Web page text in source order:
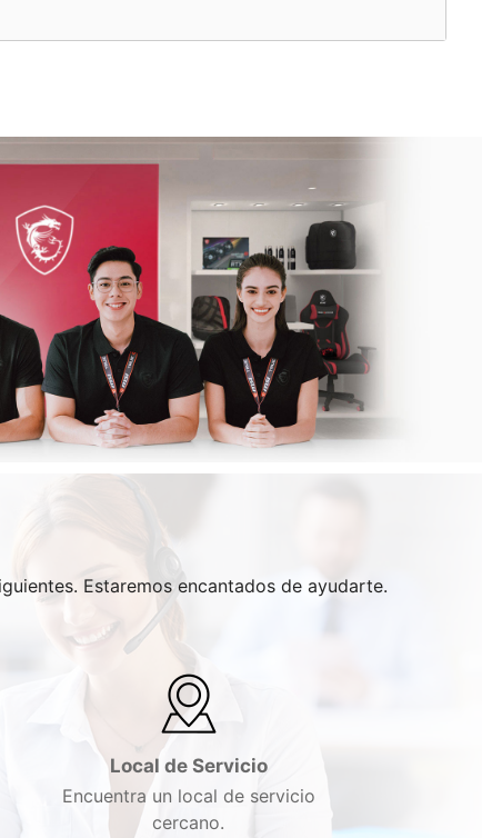
Estaremos encantados de ayudarte.
Local de Servicio
Encuentra un local de servicio
cercano.